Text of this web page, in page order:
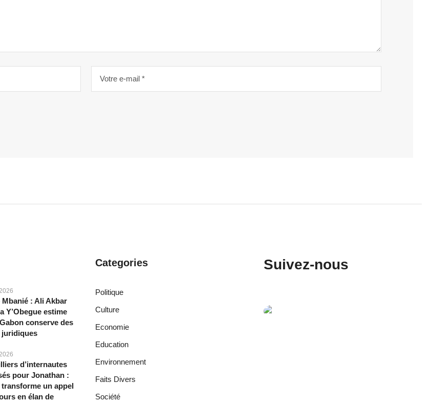
: Ali Akbar
Y’Obegue estime
conserve des
juridiques
d’internautes
pour Jonathan :
transforme un appel
en élan de
Categories
Politique
Culture
Economie
Education
Environnement
Faits Divers
Société
Suivez-nous